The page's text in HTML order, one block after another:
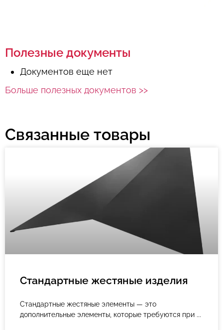
Полезные документы
Документов еще нет
Больше полезных документов >>
Связанные товары
Стандартные жестяные изделия
Стандартные жестяные элементы — это
дополнительные элементы, которые требуются при